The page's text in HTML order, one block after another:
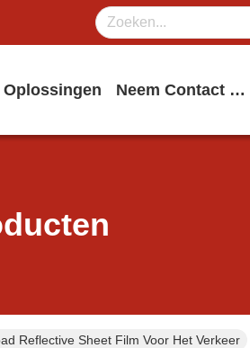
Oplossingen Neem Contact Met Ons Op
Reflective Sheet Film Voor Het Verkeer